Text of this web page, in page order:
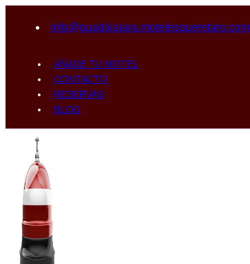
info@guadalajara.motelesqueretaro.com
AÑADE TU MOTEL
CONTACTO
RESERVAS
BLOG